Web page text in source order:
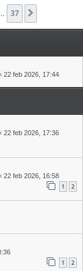
37
22 feb 2026, 17:44
22 feb 2026, 17:36
22 feb 2026, 16:58
1 2
1 2